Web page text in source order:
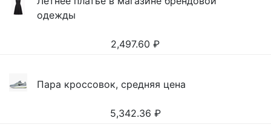
одежды
2,497.60 ₽
Пара кроссовок, средняя цена
5,342.36 ₽